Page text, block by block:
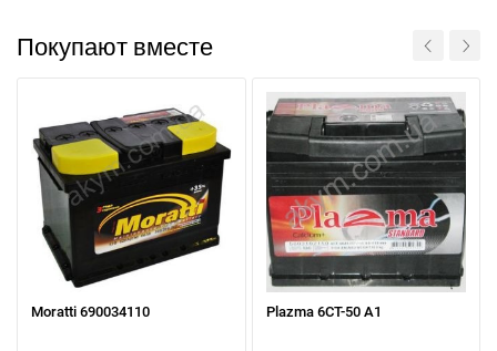
Покупают вместе
Moratti 690034110 Plazma 6СТ-50 А1